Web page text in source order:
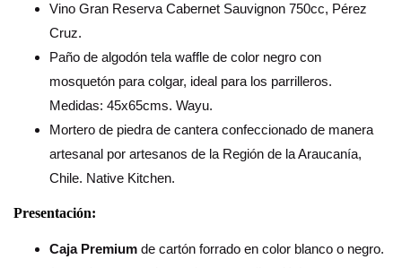
Vino Gran Reserva Cabernet Sauvignon 750cc, Pérez
Cruz.
Paño de algodón tela waffle de color negro con
mosquetón para colgar, ideal para los parrilleros.
Medidas: 45x65cms. Wayu.
Mortero de piedra de cantera confeccionado de manera
artesanal por artesanos de la Región de la Araucanía,
Chile. Native Kitchen.
Presentación:
Caja Premium de cartón forrado en color blanco o negro.